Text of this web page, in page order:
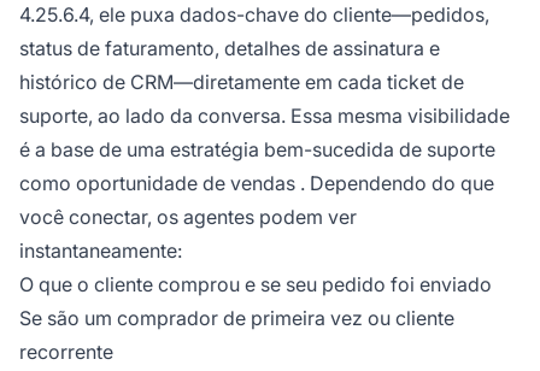
4.25.6.4, ele puxa dados-chave do cliente—pedidos,
status de faturamento, detalhes de assinatura e
histórico de CRM—diretamente em cada ticket de
suporte, ao lado da conversa. Essa mesma visibilidade
é a base de uma estratégia bem-sucedida de suporte
como oportunidade de vendas . Dependendo do que
você conectar, os agentes podem ver
instantaneamente:
O que o cliente comprou e se seu pedido foi enviado
Se são um comprador de primeira vez ou cliente
recorrente